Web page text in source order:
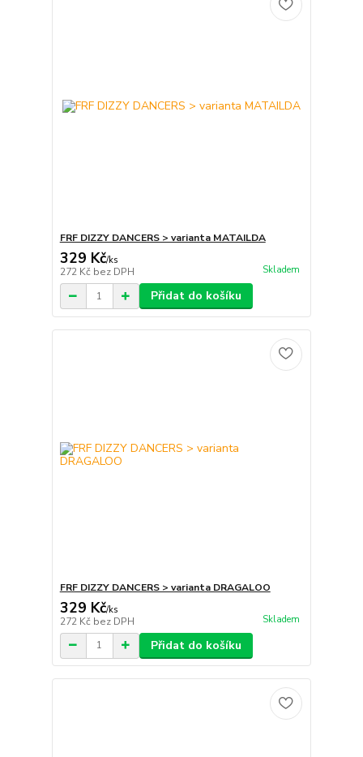
FRF DIZZY DANCERS > varianta MATAILDA
329 Kč/ks
272 Kč bez DPH Skladem
Přidat do košíku
FRF DIZZY DANCERS > varianta DRAGALOO
329 Kč/ks
272 Kč bez DPH Skladem
Přidat do košíku